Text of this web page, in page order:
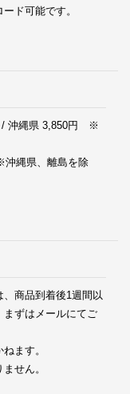
ド可能です。
/ 沖縄県 3,850円 ※
沖縄県、離島を除
商品到着後1週間以
まずはメールにてご
ます。
せん。